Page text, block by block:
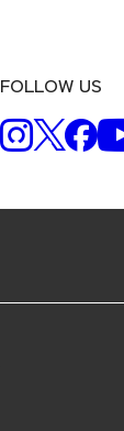
FOLLOW US